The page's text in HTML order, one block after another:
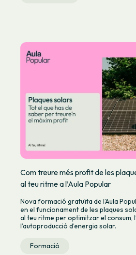
Com treure més profit de les
al teu ritme a l’Aula Popular
Nova formació gratuïta de l’Aula
en el funcionament de les plaques
al teu ritme per optimitzar el consum,
l’autoproducció d’energia solar.
Formació